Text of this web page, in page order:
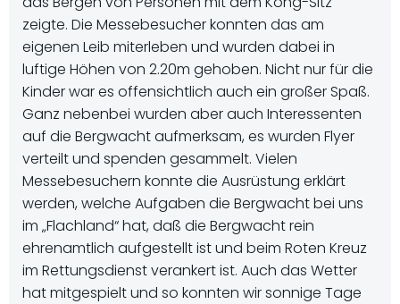
zeigte. Die Messebesucher konnten das am
eigenen Leib miterleben und wurden dabei in
luftige Höhen von 2.20m gehoben. Nicht nur für die
Kinder war es offensichtlich auch ein großer Spaß.
Ganz nebenbei wurden aber auch Interessenten
auf die Bergwacht aufmerksam, es wurden Flyer
verteilt und spenden gesammelt. Vielen
Messebesuchern konnte die Ausrüstung erklärt
werden, welche Aufgaben die Bergwacht bei uns
im „Flachland“ hat, daß die Bergwacht rein
ehrenamtlich aufgestellt ist und beim Roten Kreuz
im Rettungsdienst verankert ist. Auch das Wetter
hat mitgespielt und so konnten wir sonnige Tage